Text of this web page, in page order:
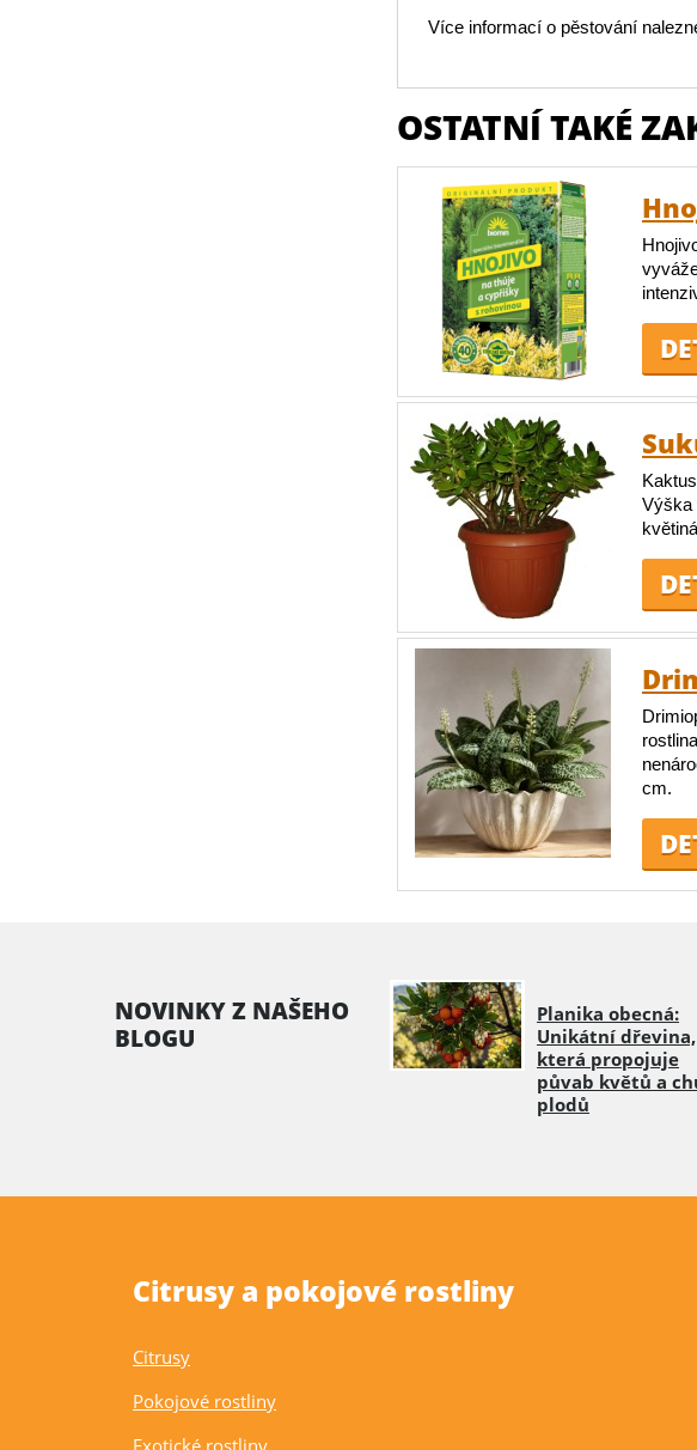
Více informací o pěstování
OSTATNÍ TAKÉ
Výška
cm.
NOVINKY Z NAŠEHO
BLOGU
Planika obecná:
Unikátní dřevina,
která propojuje
půvab květů a
plodů
Citrusy a pokojové rostliny
Citrusy
Pokojové rostliny